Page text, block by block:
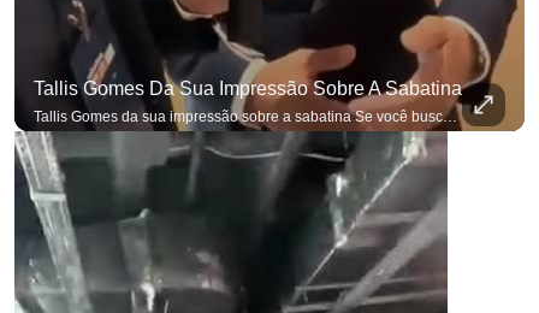
Tallis Gomes Da Sua Impressão Sobre A Sabatina
Tallis Gomes da sua impressão sobre a sabatina Se você busca informação com credibilidade, inscreva-se agora e ative o